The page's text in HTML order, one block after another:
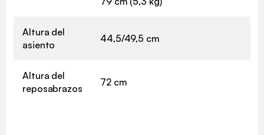
Altura del
asiento
44,5/49,5 cm
Altura del
reposabrazos
72 cm